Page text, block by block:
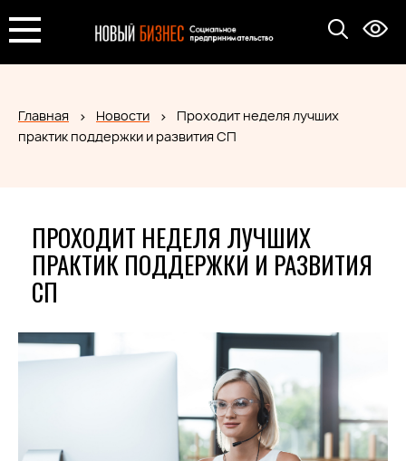
Главная Новости
Проходит неделя лучших
практик поддержки и развития СП
ПРОХОДИТ НЕДЕЛЯ ЛУЧШИХ
ПРАКТИК ПОДДЕРЖКИ И РАЗВИТИЯ
СП